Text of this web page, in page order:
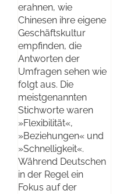
erahnen, wie
Chinesen ihre eigene
Geschäftskultur
empfinden, die
Antworten der
Umfragen sehen wie
folgt aus. Die
meistgenannten
Stichworte waren
»Flexibilität«,
»Beziehungen« und
»Schnelligkeit«.
Während Deutschen
in der Regel ein
Fokus auf der